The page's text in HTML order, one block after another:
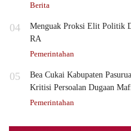
Berita
04
Menguak Proksi Elit Politik
RA
Pemerintahan
05
Bea Cukai Kabupaten
Kritisi Persoalan Dugaan
Pemerintahan